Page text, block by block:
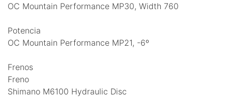
OC Mountain Performance MP30, Width 760
Potencia
OC Mountain Performance MP21, -6º
Frenos
Freno
Shimano M6100 Hydraulic Disc